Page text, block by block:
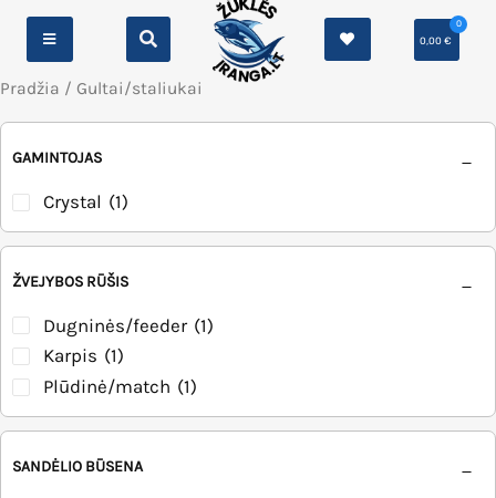
0,00€
0
Pradžia / Gultai/staliukai
GAMINTOJAS
Crystal (1)
ŽVEJYBOS RŪŠIS
Dugninės/feeder (1)
Karpis (1)
Plūdinė/match (1)
SANDĖLIO BŪSENA